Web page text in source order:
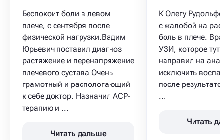
Беспокоит боли в левом
плече, с сентября после
физической нагрузки.Вадим
Юрьевич поставил диагноз
растяжение и перенапряжение
плечевого сустава Очень
грамотный и распологающий
к себе доктор. Назначил ACP-
терапию и ...
Читать дальше
К Олегу
с жалобой на
боль в плече.
УЗИ​, которое
направил на
исключить
после
...
Читать